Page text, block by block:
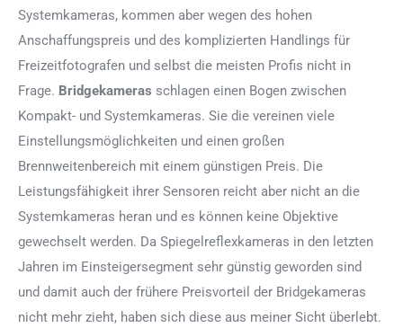
Systemkameras, kommen aber wegen des hohen
Anschaffungspreis und des komplizierten Handlings für
Freizeitfotografen und selbst die meisten Profis nicht in
Frage. Bridgekameras schlagen einen Bogen zwischen
Kompakt- und Systemkameras. Sie die vereinen viele
Einstellungsmöglichkeiten und einen großen
Brennweitenbereich mit einem günstigen Preis. Die
Leistungsfähigkeit ihrer Sensoren reicht aber nicht an die
Systemkameras heran und es können keine Objektive
gewechselt werden. Da Spiegelreflexkameras in den letzten
Jahren im Einsteigersegment sehr günstig geworden sind
und damit auch der frühere Preisvorteil der Bridgekameras
nicht mehr zieht, haben sich diese aus meiner Sicht überlebt.